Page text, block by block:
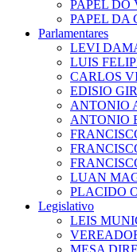
PAPEL DO
PAPEL DA
Parlamentares
LEVI
LUIS
CARLOS
EDISIO
ANTONIO
ANTONIO
LUAN
PLACIDO
Legislativo
LEIS
MESA